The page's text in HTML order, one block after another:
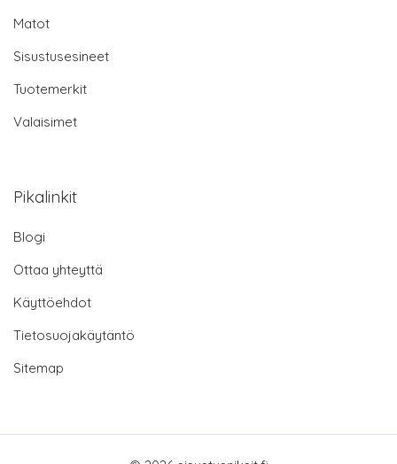
Matot
Sisustusesineet
Tuotemerkit
Valaisimet
Pikalinkit
Blogi
Ottaa yhteyttä
Käyttöehdot
Tietosuojakäytäntö
Sitemap